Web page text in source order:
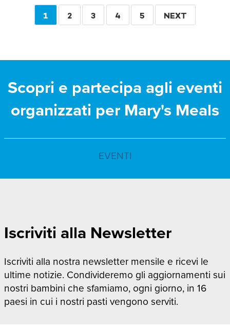
Paginazione
PAGINA
1 PAGINA
2 PAGINA
3 PAGINA
4 PAGINA
5
PAGINA
NEXT
Scopri e partecipa agli eventi
organizzati per Mary's Meals
EVENTI
Iscriviti alla Newsletter
Iscriviti alla nostra newsletter mensile e ricevi le
ultime notizie. Condivideremo gli aggiornamenti sui
nostri bambini che sfamiamo, ogni giorno, in 16
paesi in cui i nostri pasti vengono serviti.